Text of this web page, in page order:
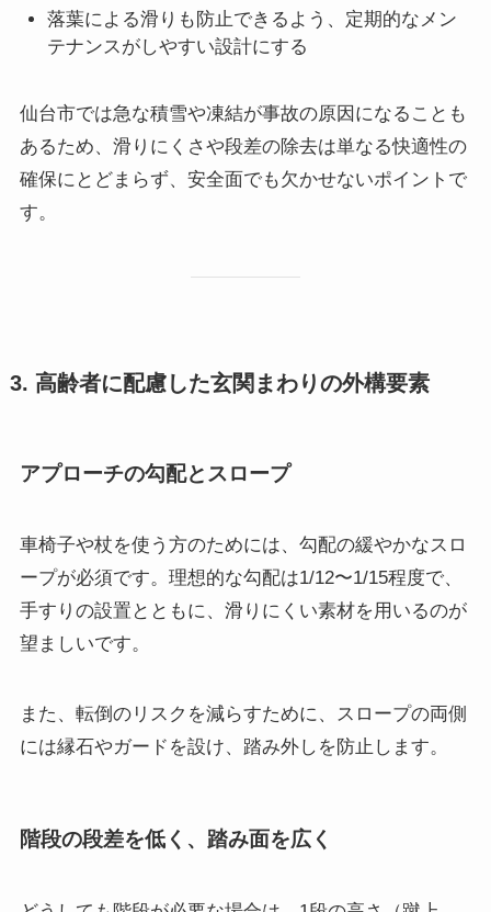
落葉による滑りも防止できるよう、定期的なメン
テナンスがしやすい設計にする
仙台市では急な積雪や凍結が事故の原因になることも
あるため、滑りにくさや段差の除去は単なる快適性の
確保にとどまらず、安全面でも欠かせないポイントで
す。
3. 高齢者に配慮した玄関まわりの外構要素
アプローチの勾配とスロープ
車椅子や杖を使う方のためには、勾配の緩やかなスロ
ープが必須です。理想的な勾配は1/12〜1/15程度で、
手すりの設置とともに、滑りにくい素材を用いるのが
望ましいです。
また、転倒のリスクを減らすために、スロープの両側
には縁石やガードを設け、踏み外しを防止します。
階段の段差を低く、踏み面を広く